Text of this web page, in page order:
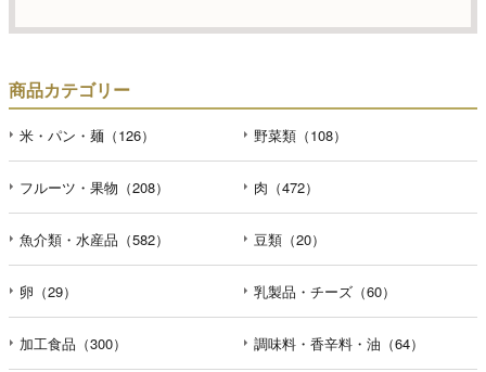
定の水準に達していると認めた委託者に業務委託の目的で
f）開示対象個人情報の開示等および問合せ窓口について
ご本人からの求めにより、当社が保有する開示対象個人情
報の利用目的の通知・開示・内容の訂正・追加または削
除・利用の停止・消去および第三者への提供の停止（「開
示等」といいます。）に応じます。開示等のお問合せは下
記の連絡先までお願い致します。
g）本人が個人情報を与えることの任意性及び当該情報を与
商品カテゴリー
米・パン・麺（126） 野菜類（108）
フルーツ・果物（208） 肉（472）
魚介類・水産品（582） 豆類（20）
卵（29） 乳製品・チーズ（60）
加工食品（300） 調味料・香辛料・油（64）